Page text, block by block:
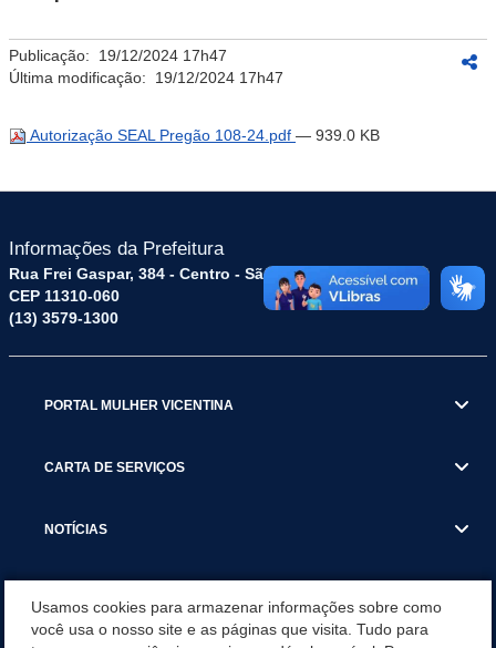
Publicação: 19/12/2024 17h47
Última modificação: 19/12/2024 17h47
Autorização SEAL Pregão 108-24.pdf — 939.0 KB
Informações da Prefeitura
Rua Frei Gaspar, 384 - Centro - São Vicente / SP
CEP 11310-060
(13) 3579-1300
PORTAL MULHER VICENTINA
CARTA DE SERVIÇOS
NOTÍCIAS
Usamos cookies para armazenar informações sobre como
você usa o nosso site e as páginas que visita. Tudo para